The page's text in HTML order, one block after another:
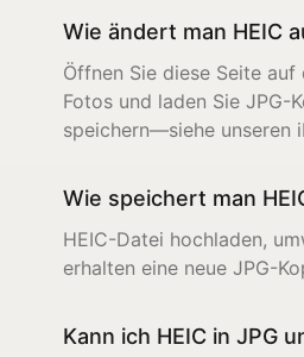
Wie ändert man HEIC
Öffnen Sie diese Seite
Fotos und laden Sie JPG-
speichern—siehe unseren
Wie speichert man
HEIC-Datei hochladen,
erhalten eine neue JPG-
Kann ich HEIC in JPG